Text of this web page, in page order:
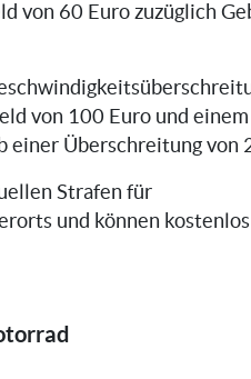
von 60 Euro zuzüglich
von 100 Euro und
einer Überschreitung von
Strafen für
und können